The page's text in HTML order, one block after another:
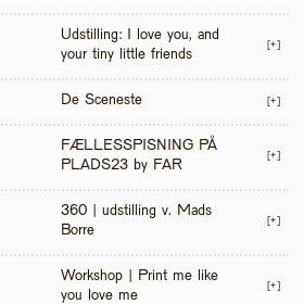
Udstilling: I love you, and
your tiny little friends
[+]
De Sceneste [+]
FÆLLESSPISNING PÅ
PLADS23 by FAR
[+]
360 | udstilling v. Mads
Borre
[+]
Workshop | Print me like
you love me
[+]